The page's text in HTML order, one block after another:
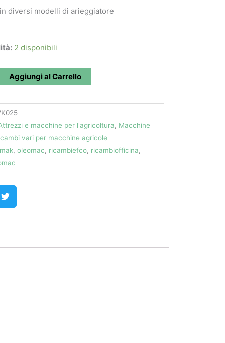
diversi modelli di arieggiatore
2 disponibili
Aggiungi al Carrello
e macchine per l'agricoltura, Macchine
vari per macchine agricole
, oleomac, ricambiefco, ricambiofficina,